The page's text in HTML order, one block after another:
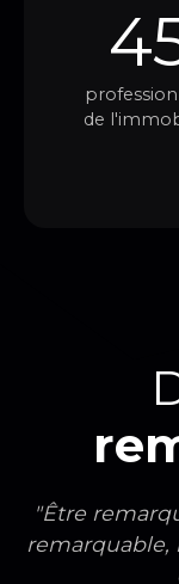
de
"Être
remarquable,